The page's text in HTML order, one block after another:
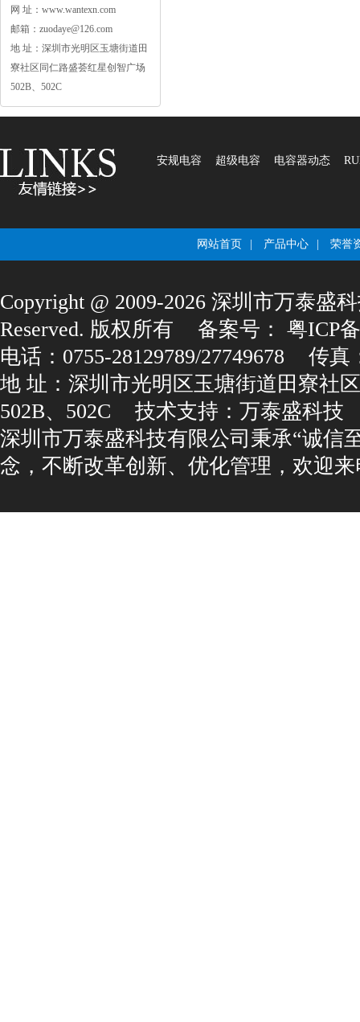
网址：www.wantexn.com
邮箱：zuodaye@126.com
地址：深圳市光明区玉塘街道田
寮社区同仁路盛荟红星创智广场
502B、502C
安规电容 超级电容 电容器动态
网站首页 产品中心 荣誉
Copyright@2009-2026深圳市万泰盛
Reserved.版权所有
备案号：
粤ICP
电话：0755-28129789/27749678
传真
地址：深圳市光明区玉塘街道田寮社
502B、502C
技术支持： 万泰盛科技
深圳市万泰盛科技有限公司秉承“诚信
念，不断改革创新、优化管理，欢迎